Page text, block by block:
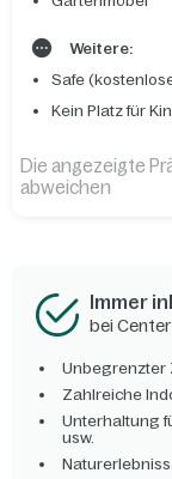
Weitere:
Safe
Kein Platz für
Die angezeigte
abweichen
Immer
bei
Unbegrenzter
Zahlreiche
Unterhaltung
usw.